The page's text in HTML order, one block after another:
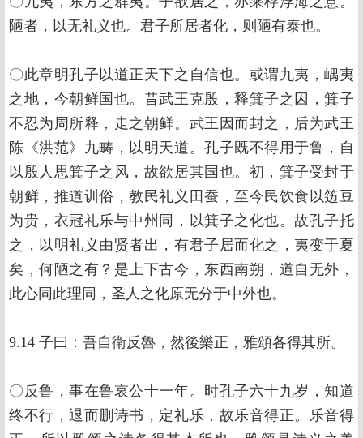
陋者，以无礼义也。君子所居者化，则陋有泰也。
〇此章明孔子以道正天下之自信也。或谓九夷，嵎夷
之地，今朝鲜国也。昔武王克殷，释箕子之囚，箕子
不忍为周所释，走之朝鲜。武王因而封之，后为武王
陈《洪范》九畴，以明天道。孔子既不得用于鲁，自
以殷人思箕子之风，故欲居其国也。初，箕子受封于
朝鲜，推道训俗，教民礼义田蚕，至今民饮食以笾豆
为贵，衣冠礼乐与中州同，以箕子之化也。故孔子托
之，以明礼义由贤者出，有君子居而化之，夷变于夏
矣，何陋之有？是上下古今，东西南朔，道自无外，
此心同此理同，圣人之化原无分于中外也。
9.14 子曰：吾自衛反魯，然後樂正，雅頌各得其所。
〇反鲁，事在鲁哀公十一年。时孔子六十九岁，知道
终不行，退而删诗书，定礼乐，故乐音得正。乐音得